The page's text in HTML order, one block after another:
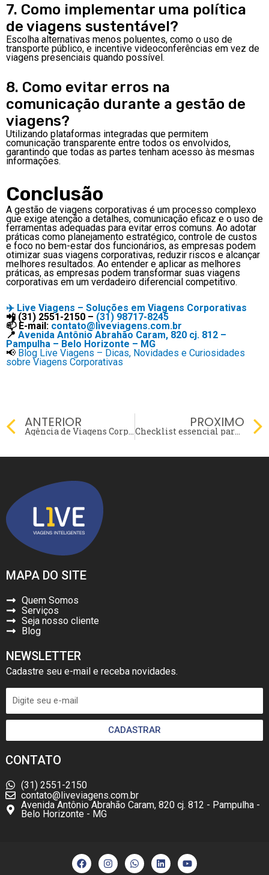
7. Como implementar uma política
de viagens sustentável?
Escolha alternativas menos poluentes, como o uso de
transporte público, e incentive videoconferências em vez de
viagens presenciais quando possível.
8. Como evitar erros na
comunicação durante a gestão de
viagens?
Utilizando plataformas integradas que permitem
comunicação transparente entre todos os envolvidos,
garantindo que todas as partes tenham acesso às mesmas
informações.
Conclusão
A gestão de viagens corporativas é um processo complexo
que exige atenção a detalhes, comunicação eficaz e o uso de
ferramentas adequadas para evitar erros comuns. Ao adotar
práticas como planejamento estratégico, controle de custos
e foco no bem-estar dos funcionários, as empresas podem
otimizar suas viagens corporativas, reduzir riscos e alcançar
melhores resultados. Ao entender e aplicar as melhores
práticas, as empresas podem transformar suas viagens
corporativas em um verdadeiro diferencial competitivo.
✈️ Live Viagens – Soluções em Viagens Corporativas
📲 (31) 2551-2150 – (31) 98717-8245
📫 E-mail: contato@liveviagens.com.br
📍 Avenida Antônio Abrahão Caram, 820 cj. 812 –
Pampulha – Belo Horizonte – MG
📢 Blog Live Viagens – Dicas, Novidades e Curiosidades
sobre Viagens Corporativas
Prev
ANTERIOR PROXIMO
Checklist essencial para viagens corporativas sem imprevistos!
MAPA DO SITE
Quem Somos
Serviços
Seja nosso cliente
Blog
NEWSLETTER
Cadastre seu e-mail e receba novidades.
CADASTRAR
CONTATO
(31) 2551-2150
contato@liveviagens.com.br
Avenida Antônio Abrahão Caram, 820 cj. 812 - Pampulha -
Belo Horizonte - MG
F
a
c
I
n
s
W
h
a
L
i
n
Y
o
u